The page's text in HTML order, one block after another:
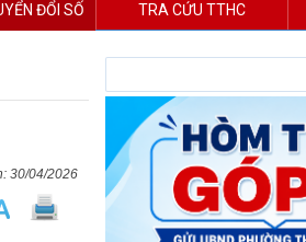
ĐỔI SỐ TRA CỨU TTHC
30/04/2026